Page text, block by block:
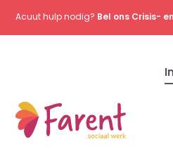
Acuut hulp nodig? Bel ons Crisis-